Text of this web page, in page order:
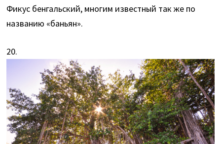
Фикус бенгальский, многим известный так же по
названию «баньян».
20.